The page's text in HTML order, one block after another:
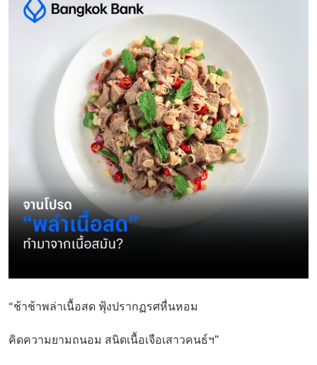
“ช้าช้าพล่าเนื้อสด ฟุ้งปรากฏรศหื่นหอม
คิดความยามถนอม สนิดเนื้อเจือเสาวคนธ์ฯ”